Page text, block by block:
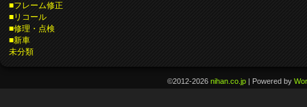
■フレーム修正
■リコール
■修理・点検
■新車
未分類
©2012-2026nihan.co.jp | Powered by